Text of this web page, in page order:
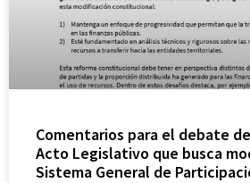
Comentarios para el debate
Acto Legislativo que busca
Sistema General de